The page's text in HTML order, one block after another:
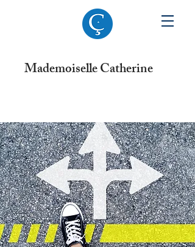
Mademoiselle Catherine